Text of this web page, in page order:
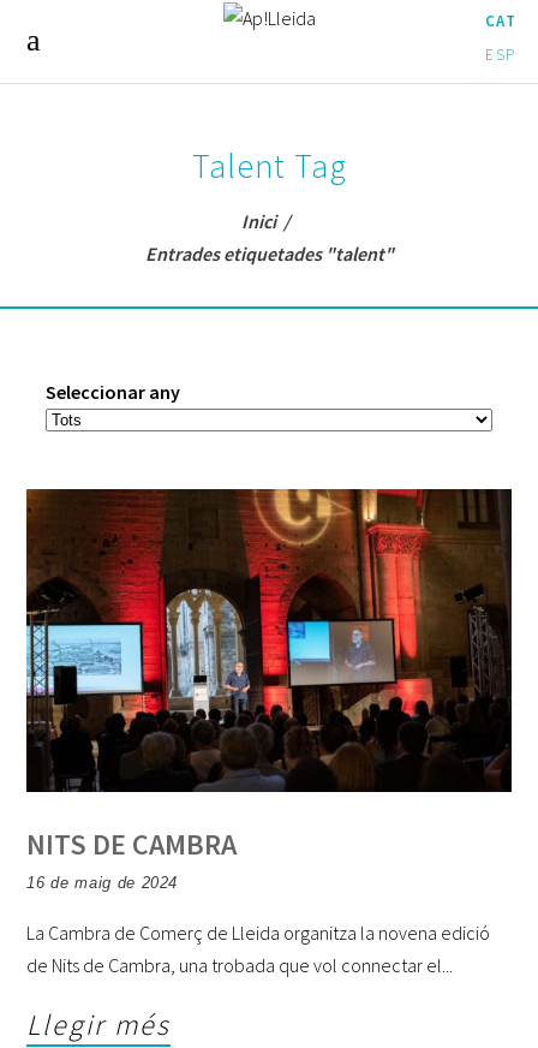
CAT
ESP
Talent Tag
Inici/
Entrades etiquetades "talent"
Seleccionar any
NITS DE CAMBRA
16 de maig de 2024
La Cambra de Comerç de Lleida organitza la novena edició
de Nits de Cambra, una trobada que vol connectar el
Llegir més